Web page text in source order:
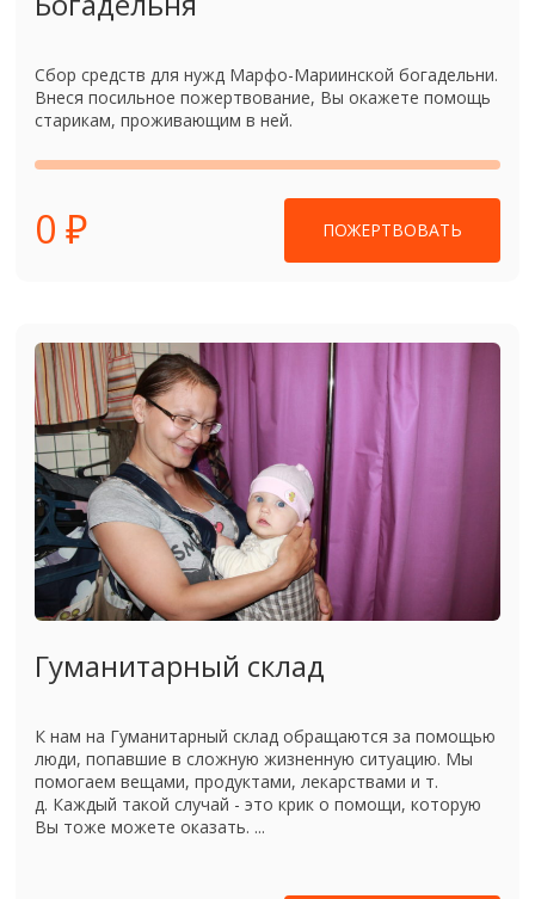
Сбор средств для нужд Марфо-Мариинской богадельни.
Внеся посильное пожертвование, Вы окажете помощь
старикам, проживающим в ней.
0 ₽ ПОЖЕРТВОВАТЬ
Гуманитарный склад
К нам на Гуманитарный склад обращаются за помощью
люди, попавшие в сложную жизненную ситуацию. Мы
помогаем вещами, продуктами, лекарствами и т.
д. Каждый такой случай - это крик о помощи, которую
Вы тоже можете оказать. ...